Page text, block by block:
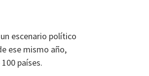
escenario político
ese mismo año,
países.